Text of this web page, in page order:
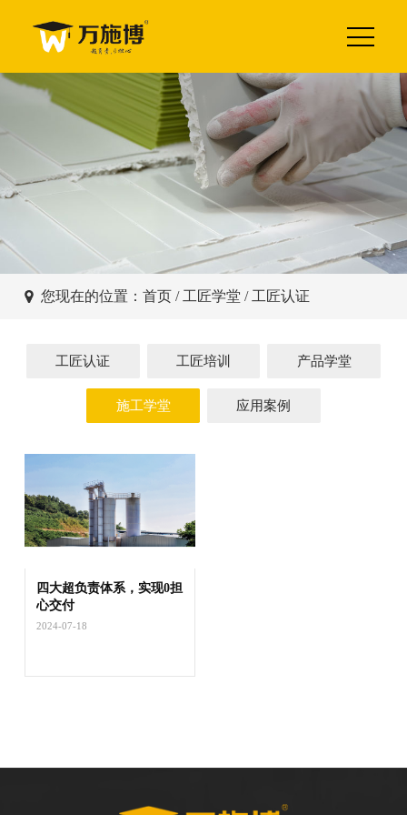
您现在的位置： 首页/ 工匠学堂 / 工匠认证
工匠认证 工匠培训 产品学堂
施工学堂 应用案例
四大超负责体系，实现0担
心交付
2024-07-18